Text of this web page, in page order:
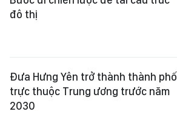
đô thị
Đưa Hưng Yên trở thành thành phố
trực thuộc Trung ương trước năm
2030